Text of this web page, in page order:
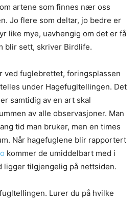
artene som finnes nær oss
Jo flere som deltar, jo bedre er
like mye, uavhengig om det er få
blir sett, skriver Birdlife.
ved fuglebrettet, foringsplassen
under Hagefugltellingen. Det
samtidig av en art skal
av alle observasjoner. Man
tid man bruker, men en times
Når hagefuglene blir rapportert
kommer de umiddelbart med i
ligger tilgjengelig på nettsiden.
Lurer du på hvilke